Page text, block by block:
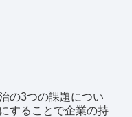
の3つの課題につい
することで企業の持